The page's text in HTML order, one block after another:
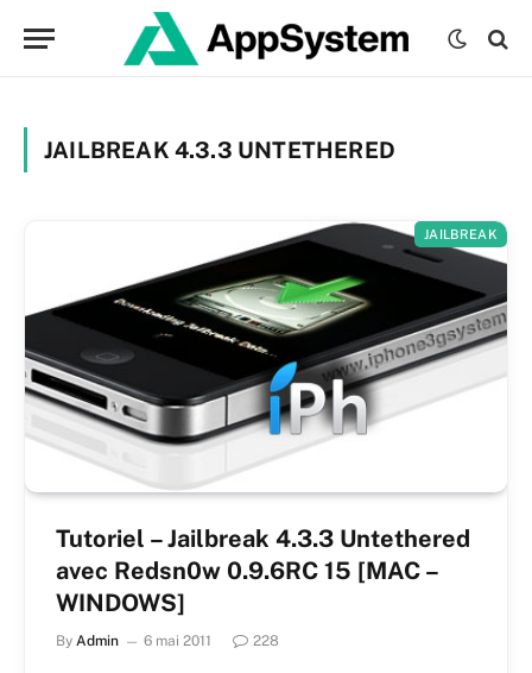
JAILBREAK 4.3.3 UNTETHERED
JAILBREAK
Tutoriel – Jailbreak 4.3.3 Untethered
avec Redsn0w 0.9.6RC 15 [MAC –
WINDOWS]
By Admin 6 mai 2011 228